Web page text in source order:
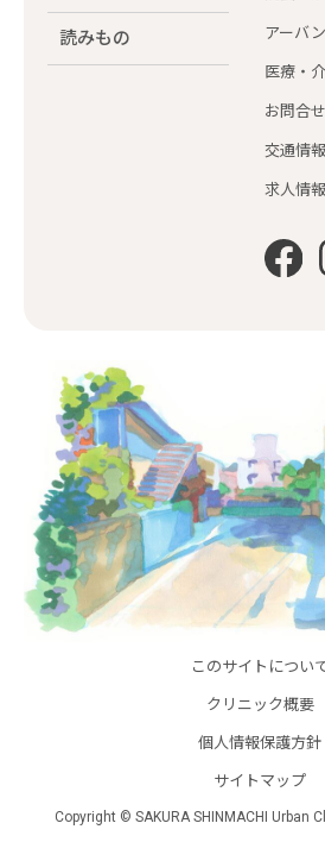
読みもの アーバ
医療・
お問合
交通情報
求人情報
このサイトについ
クリニック概要
個人情報保護方針
サイトマップ
Copyright © SAKURA SHINMACHI Urban